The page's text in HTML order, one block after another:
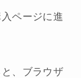
ページに進
、ブラウザ